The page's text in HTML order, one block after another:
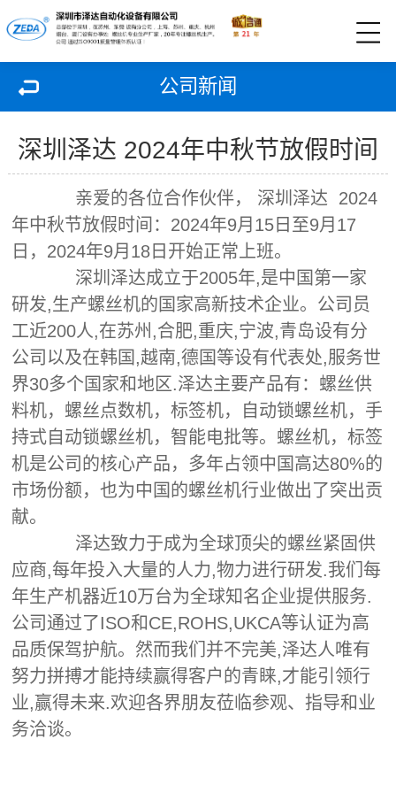
公司新闻
深圳泽达 2024年中秋节放假时间
亲爱的各位合作伙伴， 深圳泽达 2024
年中秋节放假时间：2024年9月15日至9月17
日，2024年9月18日开始正常上班。
深圳泽达成立于2005年,是中国第一家
研发,生产螺丝机的国家高新技术企业。公司员
工近200人,在苏州,合肥,重庆,宁波,青岛设有分
公司以及在韩国,越南,德国等设有代表处,服务世
界30多个国家和地区.泽达主要产品有：螺丝供
料机，螺丝点数机，标签机，自动锁螺丝机，手
持式自动锁螺丝机，智能电批等。螺丝机，标签
机是公司的核心产品，多年占领中国高达80%的
市场份额，也为中国的螺丝机行业做出了突出贡
献。
泽达致力于成为全球顶尖的螺丝紧固供
应商,每年投入大量的人力,物力进行研发.我们每
年生产机器近10万台为全球知名企业提供服务.
公司通过了ISO和CE,ROHS,UKCA等认证为高
品质保驾护航。然而我们并不完美,泽达人唯有
努力拼搏才能持续赢得客户的青睐,才能引领行
业,赢得未来.欢迎各界朋友莅临参观、指导和业
务洽谈。